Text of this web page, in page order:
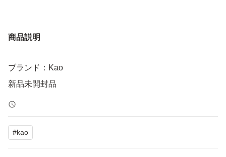
商品説明
ブランド：Kao
#kao